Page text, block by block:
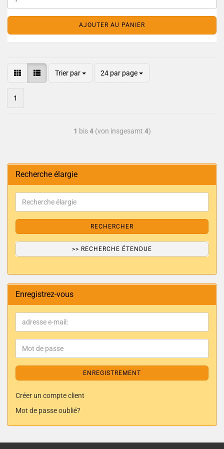
AJOUTER AU PANIER
Trier par 24 par page
1
1 bis4(von insgesamt 4)
Recherche élargie
RECHERCHER
>> RECHERCHE ÉTENDUE
Enregistrez-vous
ENREGISTREMENT
Créer un compte client
Mot de passe oublié?